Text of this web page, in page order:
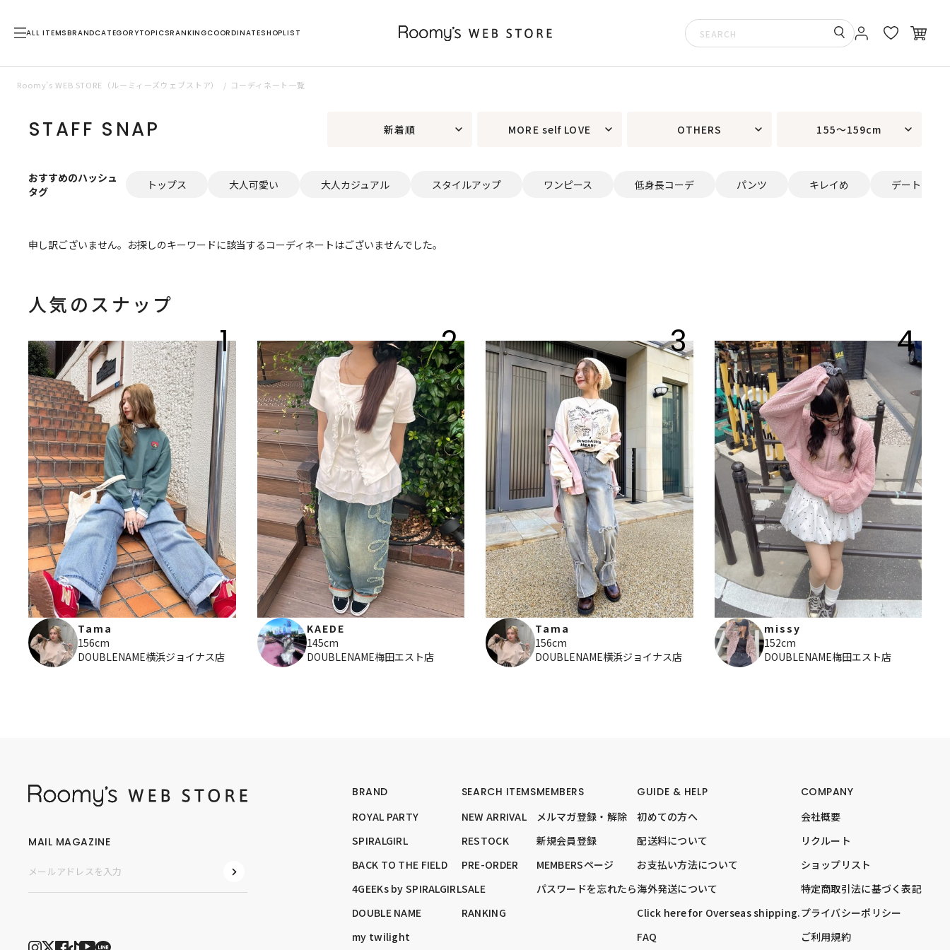
ALL ITEMSBRANDCATEGORYTOPICSRANKINGCOORDINATESHOPLIST
Roomy’s WEB STORE（ルーミィーズウェブストア） コーディネート一覧
STAFF SNAP 新着順 MORE self LOVE OTHERS 155～159cm
おすすめのハッシュ
タグ
トップス 大人可愛い 大人カジュアル スタイルアップ ワンピース 低身長コーデ パンツ キレイめ デート
申し訳ございません。お探しのキーワードに該当するコーディネートはございませんでした。
人気のスナップ
1
Tama
156cm
DOUBLENAME横浜ジョイナス店
2
KAEDE
145cm
DOUBLENAME梅田エスト店
3
Tama
156cm
DOUBLENAME横浜ジョイナス店
4
missy
152cm
DOUBLENAME梅田エスト店
BRAND
ROYAL PARTY
SPIRALGIRL
BACK TO THE FIELD
4GEEKs by SPIRALGIRL
DOUBLE NAME
my twilight
SEARCH ITEMS
NEW ARRIVAL
RESTOCK
PRE-ORDER
SALE
RANKING
MEMBERS
メルマガ登録・解除
新規会員登録
MEMBERSページ
パスワードを忘れたら
GUIDE & HELP
初めての方へ
配送料について
お支払い方法について
海外発送について
Click here for Overseas shipping.
FAQ
COMPANY
会社概要
リクルート
ショップリスト
特定商取引法に基づく表記
プライバシーポリシー
ご利用規約
MAIL MAGAZINE